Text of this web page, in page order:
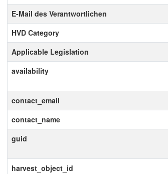
E-Mail des Verantwortlichen
HVD Category
Applicable Legislation
availability
contact_email
contact_name
guid
harvest_object_id